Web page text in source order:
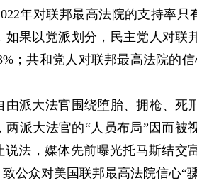
年对联邦最高法院的支持率只
果以党派划分，民主党人对联
；共和党人对联邦最高法院的
派大法官围绕堕胎、拥枪、死
派大法官的“人员布局”因而被
说法，媒体先前曝光托马斯结交
公众对美国联邦最高法院信心“骤